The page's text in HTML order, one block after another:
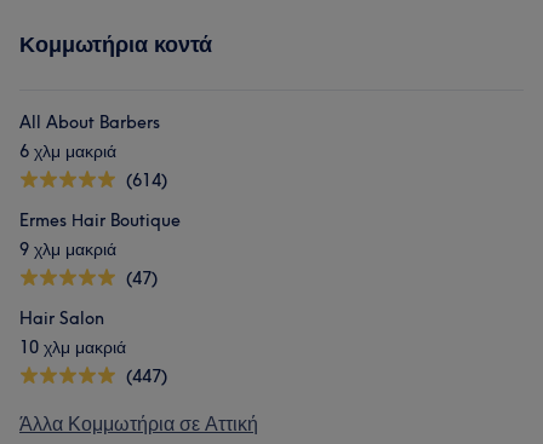
Κομμωτήρια κοντά
All About Barbers
6 χλμ μακριά
(614)
Ermes Ηair Boutique
9 χλμ μακριά
(47)
Hair Salon
10 χλμ μακριά
(447)
Άλλα Κομμωτήρια σε Αττική